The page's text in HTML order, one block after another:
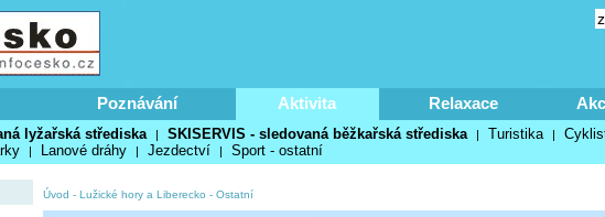
Poznávání Aktivita Relaxace
lyžařská střediska | SKISERVIS - sledovaná běžkařská střediska | Turistika |
| Lanové dráhy | Jezdectví | Sport - ostatní
Úvod - Lužické hory a Liberecko - Ostatní